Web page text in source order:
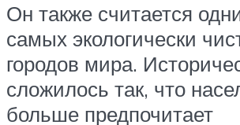
Он также считается
самых экологически
городов мира.
сложилось так, что
больше предпочитает